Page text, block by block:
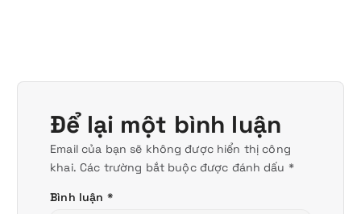
Để lại một bình luận
Email của bạn sẽ không được hiển thị công
khai. Các trường bắt buộc được đánh dấu *
Bình luận *